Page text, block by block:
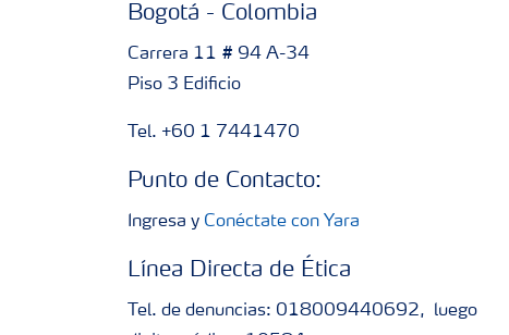
Bogotá - Colombia
Carrera 11 # 94 A-34
Piso 3 Edificio
Tel. +60 1 7441470
Punto de Contacto:
Ingresa y Conéctate con Yara
Línea Directa de Ética
Tel. de denuncias: 018009440692, luego